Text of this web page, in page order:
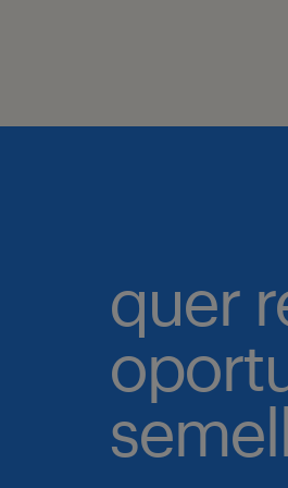
quer